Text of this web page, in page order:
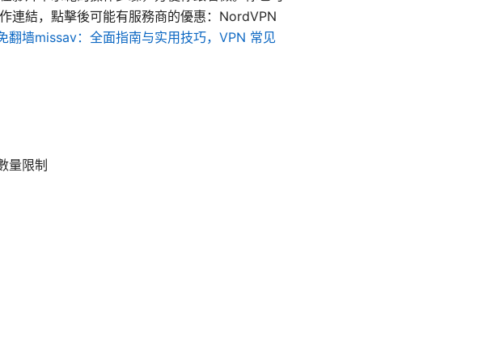
連結，點擊後可能有服務商的優惠：NordVPN
翻墙missav：全面指南与实用技巧，VPN 常见
量限制